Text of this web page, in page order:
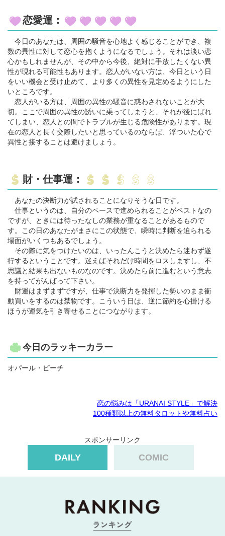
恋愛運：
今日のあなたは、周囲の騒音を心地よく感じることができ、複
数の異性に対して恋心を抱くようになるでしょう。それは淡い恋
心かもしれませんが、その中から今後、絶対に手放したくない異
性が現れる可能性もあります。恋人がいない方は、今日という日
をいい機会と受け止めて、より多くの異性を見定めるようにした
いところです。
恋人がいる方は、周囲の異性の騒音に惑わされないことが大
切。ここで周囲の異性の誘いに乗ってしまうと、それが後にばれ
てしまい、恋人との間でトラブルが生じる危険性があります。現
在の恋人と長く交際したいと思っているのならば、浮ついた心で
異性と接することは避けましょう。
財・仕事運：
あなたの決断力が試されることになりそうな日です。
仕事というのは、自分のペースで進められることがベストなの
ですが、ときには待ったなしの業務が重なることがあるもので
す。この日のあなたがまさにこの状態で、瞬時に判断を迫られる
場面がいくつもあるでしょう。
その際に気をつけたいのは、いったんこうと決めたら迷わず遂
行するということです。迷えばそれだけ時間をロスしますし、不
思議と結果も出ないものなのです。決めたら前に進むという意志
を持ってがんばって下さい。
財運はまずまずですが、仕事で決断力を発揮した勢いのまま衝
動買いをするのは禁物です。こういう日は、逆に節約を心掛ける
ほうが運気を引き寄せることにつながります。
今日のラッキーカラー
オパール・ピーチ
恋の悩みは「URANAI STYLE」で解決
100種類以上の無料タロットや無料占い
スポンサーリンク
DAILY COMIC